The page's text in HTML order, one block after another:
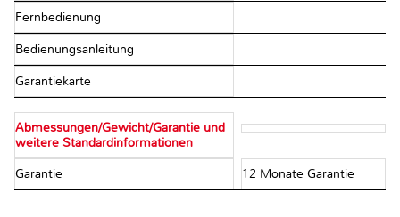
Fernbedienung
Bedienungsanleitung
Garantiekarte
Abmessungen/Gewicht/Garantie und
weitere Standardinformationen
Garantie 12 Monate Garantie